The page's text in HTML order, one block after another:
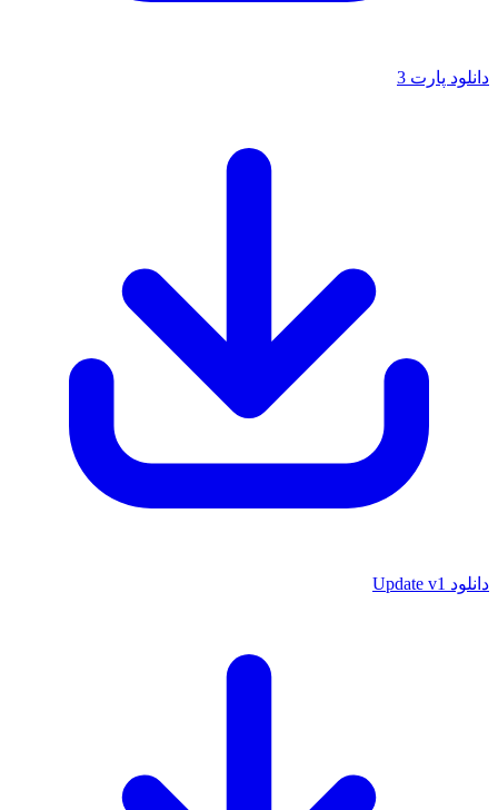
دانلود پارت 3
دانلود Update v1